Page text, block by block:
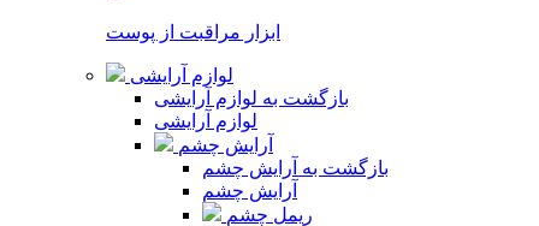
ابزار مراقبت از پوست
لوازم آرایشی
بازگشت به لوازم آرایشی
لوازم آرایشی
آرایش چشم
بازگشت به آرایش چشم
آرایش چشم
ریمل چشم